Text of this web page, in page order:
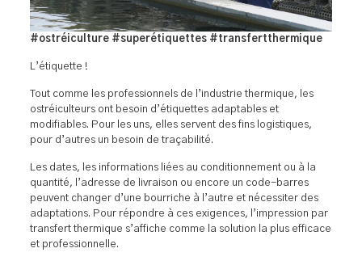
#ostréiculture #superétiquettes #transfertthermique
L’étiquette !
Tout comme les professionnels de l’industrie thermique, les
ostréiculteurs ont besoin d’étiquettes adaptables et
modifiables. Pour les uns, elles servent des fins logistiques,
pour d’autres un besoin de traçabilité.
Les dates, les informations liées au conditionnement ou à la
quantité, l’adresse de livraison ou encore un code-barres
peuvent changer d’une bourriche à l’autre et nécessiter des
adaptations. Pour répondre à ces exigences, l’impression par
transfert thermique s’affiche comme la solution la plus efficace
et professionnelle.